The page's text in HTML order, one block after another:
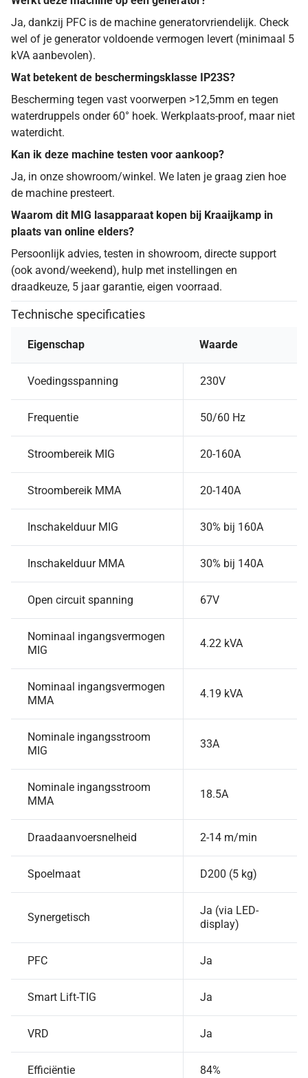
Ja, dankzij PFC is de machine generatorvriendelijk. Check
wel of je generator voldoende vermogen levert (minimaal 5
kVA aanbevolen).
Wat betekent de beschermingsklasse IP23S?
Bescherming tegen vast voorwerpen >12,5mm en tegen
waterdruppels onder 60° hoek. Werkplaats-proof, maar niet
waterdicht.
Kan ik deze machine testen voor aankoop?
Ja, in onze showroom/winkel. We laten je graag zien hoe
de machine presteert.
Waarom dit MIG lasapparaat kopen bij Kraaijkamp in
plaats van online elders?
Persoonlijk advies, testen in showroom, directe support
(ook avond/weekend), hulp met instellingen en
draadkeuze, 5 jaar garantie, eigen voorraad.
Technische specificaties
Eigenschap Waarde
Voedingsspanning 230V
Frequentie 50/60 Hz
Stroombereik MIG 20-160A
Stroombereik MMA 20-140A
Inschakelduur MIG 30% bij 160A
Inschakelduur MMA 30% bij 140A
Open circuit spanning 67V
Nominaal ingangsvermogen
MIG
4.22 kVA
Nominaal ingangsvermogen
MMA
4.19 kVA
Nominale ingangsstroom
MIG
33A
Nominale ingangsstroom
MMA
18.5A
Draadaanvoersnelheid 2-14 m/min
Spoelmaat D200 (5 kg)
Synergetisch
Ja (via LED-
display)
PFC Ja
Smart Lift-TIG Ja
VRD Ja
Efficiëntie 84%